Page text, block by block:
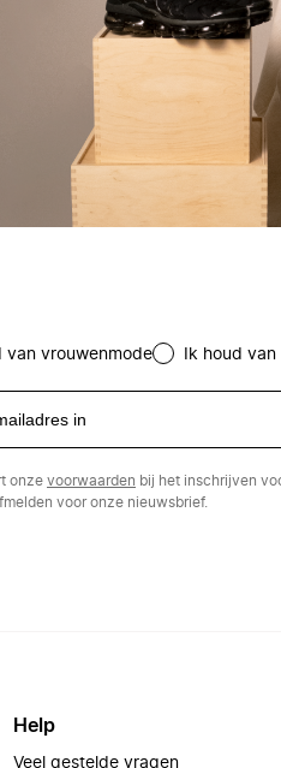
van vrouwenmode Ik houd
onze voorwaarden bij het inschrijven
voor onze nieuwsbrief.
Help
Veel gestelde vragen